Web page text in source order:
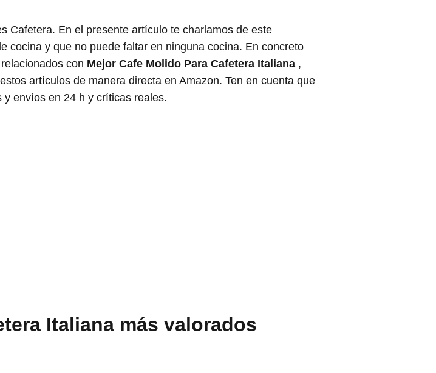
Cafetera. En el presente artículo te charlamos de este
cocina y que no puede faltar en ninguna cocina. En concreto
con Mejor Cafe Molido Para Cafetera Italiana ,
artículos de manera directa en Amazon. Ten en cuenta que
envíos en 24 h y críticas reales.
Italiana más valorados